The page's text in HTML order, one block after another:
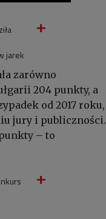
jarek
zarówno
204 punkty, a
od 2017 roku,
jury i publiczności.
– to